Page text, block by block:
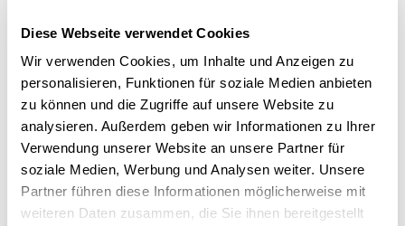
Diese Webseite verwendet Cookies
Wir verwenden Cookies, um Inhalte und Anzeigen zu
personalisieren, Funktionen für soziale Medien anbieten
zu können und die Zugriffe auf unsere Website zu
analysieren. Außerdem geben wir Informationen zu Ihrer
Verwendung unserer Website an unsere Partner für
soziale Medien, Werbung und Analysen weiter. Unsere
Partner führen diese Informationen möglicherweise mit
weiteren Daten zusammen, die Sie ihnen bereitgestellt
Im Frühjahrssemester werde ich die Übungen im
Obligationenrecht übernehmen. Geplant sind ausserdem
weitere Veranstaltungen zu meinen Forschungsgebieten,
also zum Blockchain-Recht, zur digitalen
Vertragsgestaltung und zum Non-Profit-Recht.
Woran forschen Sie momentan?
Neben meinem Habilitationsvorhaben zu «Related-Party